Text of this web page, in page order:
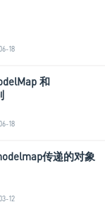
18
和
18
传递的对象
12